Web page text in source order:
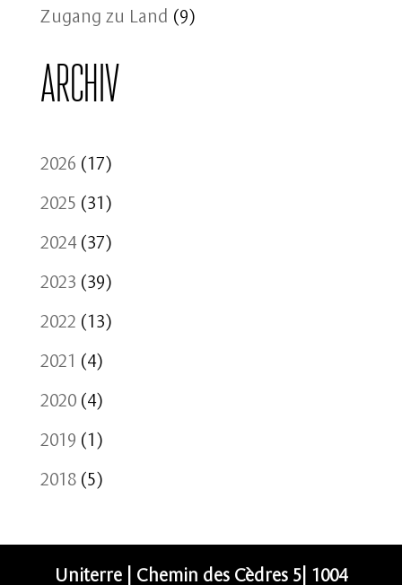
Zugang zu Land (9)
Archiv
2026 (17)
2025 (31)
2024(37)
2023 (39)
2022 (13)
2021 (4)
2020(4)
2019 (1)
2018(5)
Uniterre | Chemin des Cèdres 5| 1004